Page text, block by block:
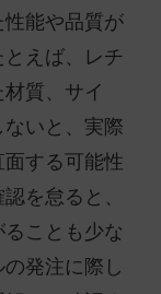
能や品質が
えば、レチ
質、サイ
いと、実際
する可能性
を怠ると、
ことも少な
発注に際し